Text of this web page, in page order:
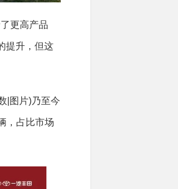
更高产品
提升，但这
|图片)乃至今
，占比市场